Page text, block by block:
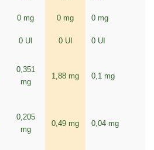
0 mg 0 mg 0 mg
0 UI 0 UI 0 UI
0,351
mg
1,88 mg 0,1 mg
0,205
mg
0,49 mg 0,04 mg